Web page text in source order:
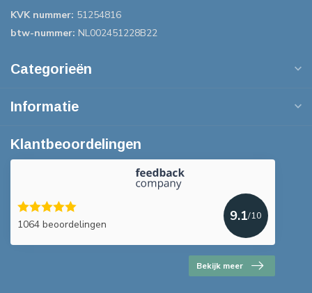
KVK nummer: 51254816
btw-nummer: NL002451228B22
Categorieën
Informatie
Klantbeoordelingen
1064 beoordelingen
9.1/10
Bekijk meer